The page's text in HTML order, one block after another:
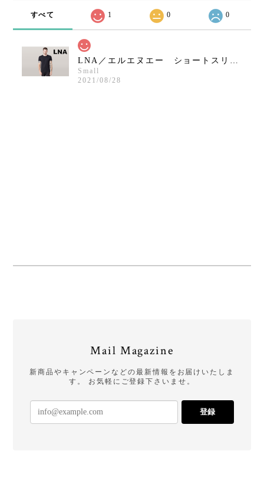
すべて 1 0 0
LNA／エルエヌエー ショートスリーブクルーネックシャツ／ブラック
Small
2021/08/28
Mail Magazine
新商品やキャンペーンなどの最新情報をお届けいたしま
す。 お気軽にご登録下さいませ。
登録